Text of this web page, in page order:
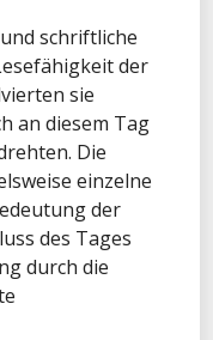
schriftliche
der
sie
an diesem Tag
Die
einzelne
der
des Tages
durch die